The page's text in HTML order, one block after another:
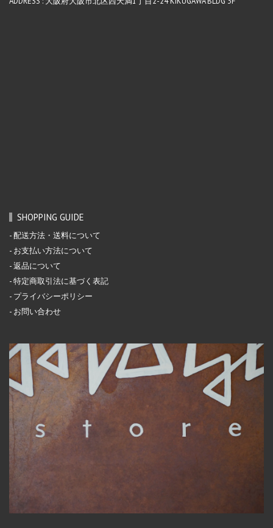
SHOPPING GUIDE
配送方法・送料について
お支払い方法について
返品について
特定商取引法に基づく表記
プライバシーポリシー
お問い合わせ